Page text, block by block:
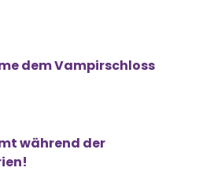
dem Vampirschloss
während der